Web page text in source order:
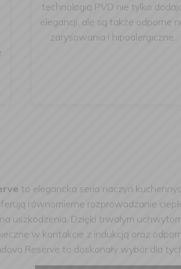
technologią PVD nie tylko
elegancji, ale są także odporne
zarysowania i hipoalergiczne.
to elegancka seria naczyń
równomierne rozprowadzanie
uszkodzenia. Dzięki trwałym
w kontakcie z indukcją oraz
Reserve to doskonały wybór dla